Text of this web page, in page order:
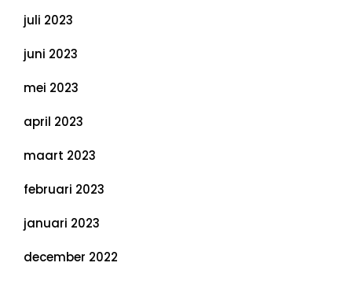
juli 2023
juni 2023
mei 2023
april 2023
maart 2023
februari 2023
januari 2023
december 2022